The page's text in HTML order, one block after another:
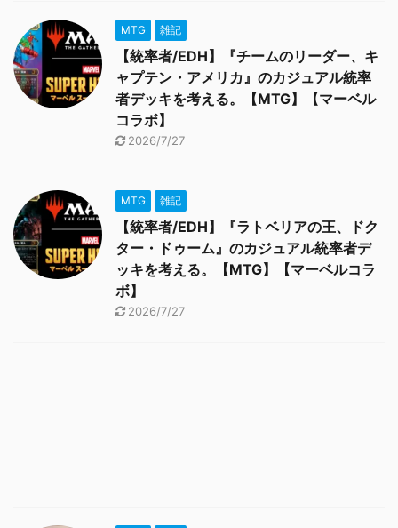
MTG 雑記
【統率者/EDH】『チームのリーダー、キ
ャプテン・アメリカ』のカジュアル統率
者デッキを考える。【MTG】【マーベル
コラボ】
2026/7/27
MTG 雑記
【統率者/EDH】『ラトベリアの王、ドク
ター・ドゥーム』のカジュアル統率者デ
ッキを考える。【MTG】【マーベルコラ
ボ】
2026/7/27